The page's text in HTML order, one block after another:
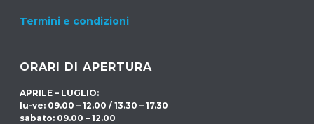
Termini e condizioni
ORARI DI APERTURA
APRILE – LUGLIO:
lu-ve: 09.00 – 12.00 / 13.30 – 17.30
sabato: 09.00 – 12.00